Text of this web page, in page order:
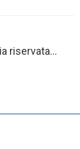
riservata...